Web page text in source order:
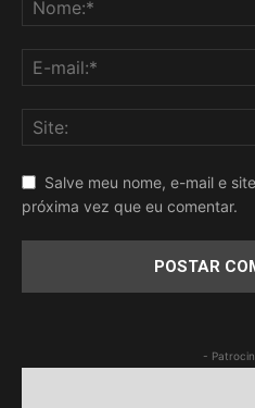
Salve meu nome, e-mail e
próxima vez que eu comentar.
-